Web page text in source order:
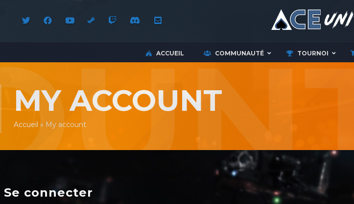
ACCUEIL COMMUNAUTÉ TOURNOI
MY ACCOUNT
Accueil » My account
Se connecter